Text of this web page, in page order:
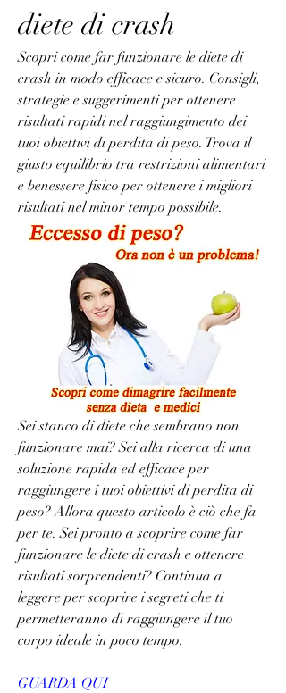
diete di crash
Scopri come far funzionare le diete di
crash in modo efficace e sicuro. Consigli,
strategie e suggerimenti per ottenere
risultati rapidi nel raggiungimento dei
tuoi obiettivi di perdita di peso. Trova il
giusto equilibrio tra restrizioni alimentari
e benessere fisico per ottenere i migliori
risultati nel minor tempo possibile.
Sei stanco di diete che sembrano non
funzionare mai? Sei alla ricerca di una
soluzione rapida ed efficace per
raggiungere i tuoi obiettivi di perdita di
peso? Allora questo articolo è ciò che fa
per te. Sei pronto a scoprire come far
funzionare le diete di crash e ottenere
risultati sorprendenti? Continua a
leggere per scoprire i segreti che ti
permetteranno di raggiungere il tuo
corpo ideale in poco tempo.
GUARDA QUI